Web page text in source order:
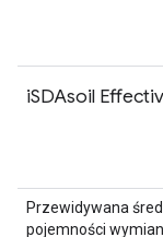
iSDAsoil
Przewidywana
pojemności